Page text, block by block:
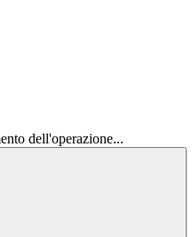
dell'operazione...